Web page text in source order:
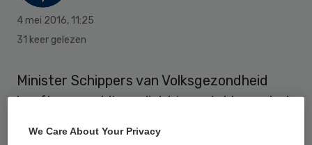
4 mei 2016, 11:25
31 keer gelezen
Minister Schippers van Volksgezondheid
heeft een meldingsplicht ingesteld voor het
We Care About Your Privacy